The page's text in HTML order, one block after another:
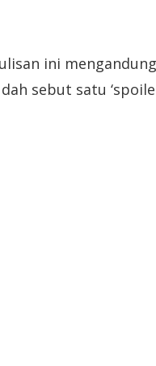
ini
sebut satu